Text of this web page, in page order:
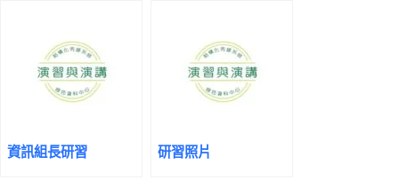
資訊組長研習 研習照片